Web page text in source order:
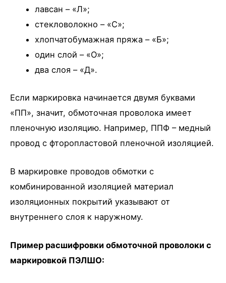
лавсан – «Л»;
стекловолокно – «С»;
хлопчатобумажная пряжа – «Б»;
один слой – «О»;
два слоя – «Д».
Если маркировка начинается двумя буквами
«ПП», значит, обмоточная проволока имеет
пленочную изоляцию. Например, ППФ – медный
провод с фторопластовой пленочной изоляцией.
В маркировке проводов обмотки с
комбинированной изоляцией материал
изоляционных покрытий указывают от
внутреннего слоя к наружному.
Пример расшифровки обмоточной проволоки с
маркировкой ПЭЛШО: